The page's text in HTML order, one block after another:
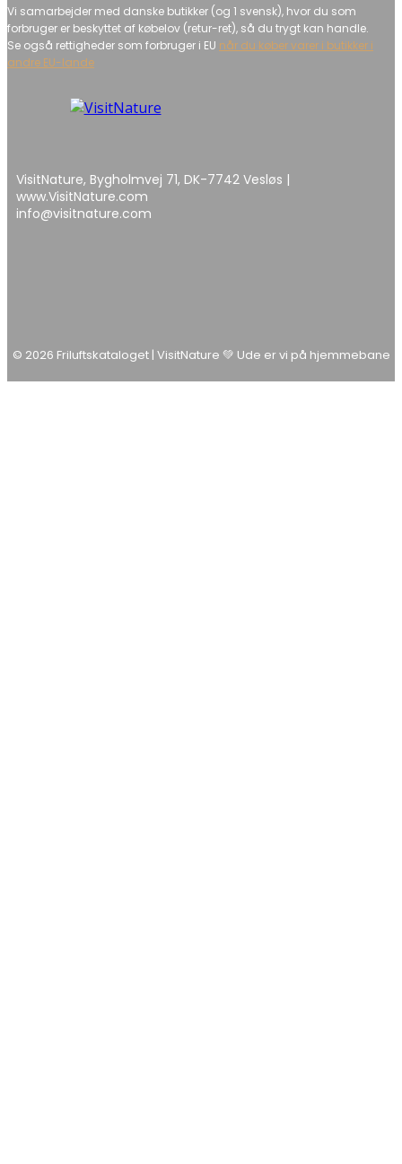
Vi samarbejder med danske butikker (og 1 svensk), hvor du som
forbruger er beskyttet af købelov (retur-ret), så du trygt kan handle.
Se også rettigheder som forbruger i EU når du køber varer i butikker i
andre EU-lande
VisitNature, Bygholmvej 71, DK-7742 Vesløs |
www.VisitNature.com
info@visitnature.com
© 2026 Friluftskataloget | VisitNature 💚 Ude er vi på hjemmebane